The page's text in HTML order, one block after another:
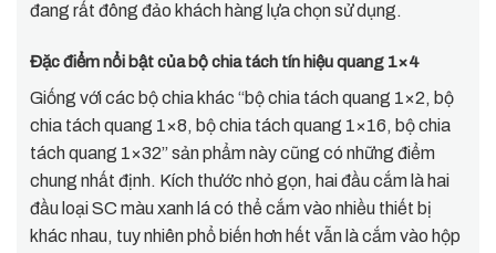
đang rất đông đảo khách hàng lựa chọn sử dụng.
Đặc điểm nổi bật của bộ chia tách tín hiệu quang 1×4
Giống với các bộ chia khác “bộ chia tách quang 1×2, bộ
chia tách quang 1×8, bộ chia tách quang 1×16, bộ chia
tách quang 1×32” sản phẩm này cũng có những điểm
chung nhất định. Kích thước nhỏ gọn, hai đầu cắm là hai
đầu loại SC màu xanh lá có thể cắm vào nhiều thiết bị
khác nhau, tuy nhiên phổ biến hơn hết vẫn là cắm vào hộp